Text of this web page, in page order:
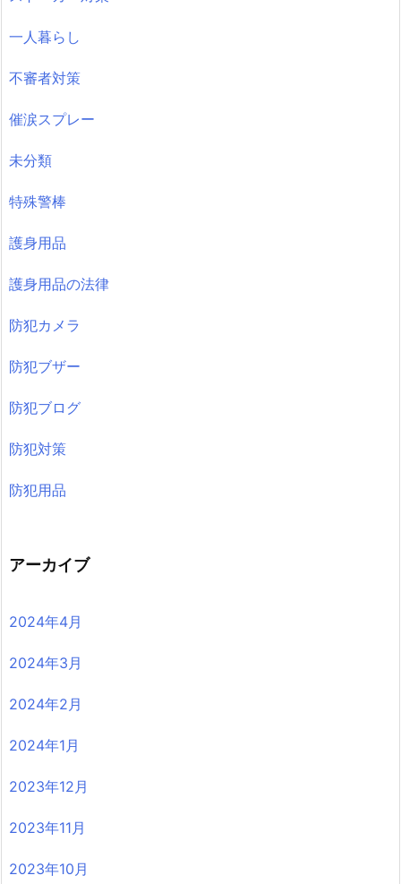
一人暮らし
不審者対策
催涙スプレー
未分類
特殊警棒
護身用品
護身用品の法律
防犯カメラ
防犯ブザー
防犯ブログ
防犯対策
防犯用品
アーカイブ
2024年4月
2024年3月
2024年2月
2024年1月
2023年12月
2023年11月
2023年10月